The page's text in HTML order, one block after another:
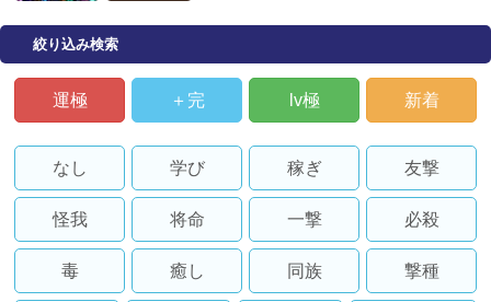
絞り込み検索
運極 ＋完 lv極 新着
なし 学び 稼ぎ 友撃
怪我 将命 一撃 必殺
毒 癒し 同族 撃種